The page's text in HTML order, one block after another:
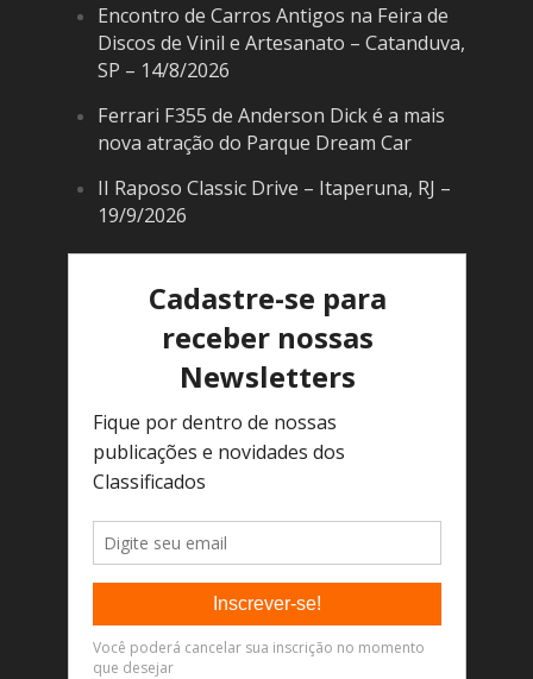
Encontro de Carros Antigos na Feira de
Discos de Vinil e Artesanato – Catanduva,
SP – 14/8/2026
Ferrari F355 de Anderson Dick é a mais
nova atração do Parque Dream Car
II Raposo Classic Drive – Itaperuna, RJ –
19/9/2026